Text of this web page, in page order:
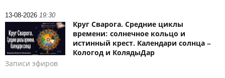
13-08-2026 19:30
Круг Сварога. Средние циклы
времени: солнечное кольцо и
истинный крест. Календари солнца –
Кологод и КолядыДар
Записи эфиров